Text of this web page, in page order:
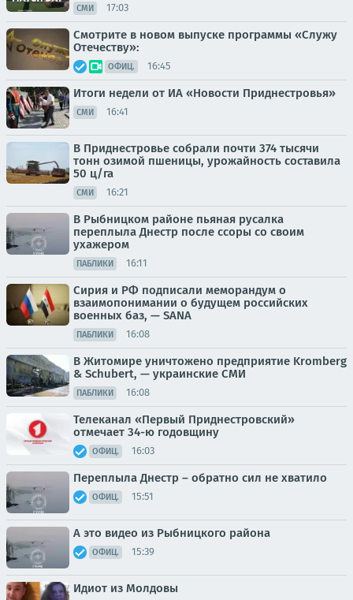
СМИ 17:03
Смотрите в новом выпуске программы «Служу
Отечеству»:
ОФИЦ. 16:45
Итоги недели от ИА «Новости Приднестровья»
СМИ 16:41
В Приднестровье собрали почти 374 тысячи
тонн озимой пшеницы, урожайность составила
50 ц/га
СМИ 16:21
В Рыбницком районе пьяная русалка
переплыла Днестр после ссоры со своим
ухажером
ПАБЛИКИ 16:11
Сирия и РФ подписали меморандум о
взаимопонимании о будущем российских
военных баз, — SANA
ПАБЛИКИ 16:08
В Житомире уничтожено предприятие Kromberg
& Schubert, — украинские СМИ
ПАБЛИКИ 16:08
Телеканал «Первый Приднестровский»
отмечает 34-ю годовщину
ОФИЦ. 16:03
Переплыла Днестр – обратно сил не хватило
ОФИЦ. 15:51
А это видео из Рыбницкого района
ОФИЦ. 15:39
Идиот из Молдовы